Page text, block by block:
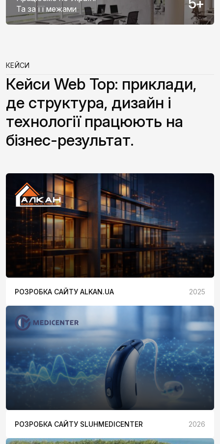
Та за її межами
КЕЙСИ
Кейси Web Top: приклади,
де структура, дизайн і
технології працюють на
бізнес-результат.
РОЗРОБКА САЙТУ ALKAN.UA 2025
РОЗРОБКА САЙТУ SLUHMEDICENTER 2026